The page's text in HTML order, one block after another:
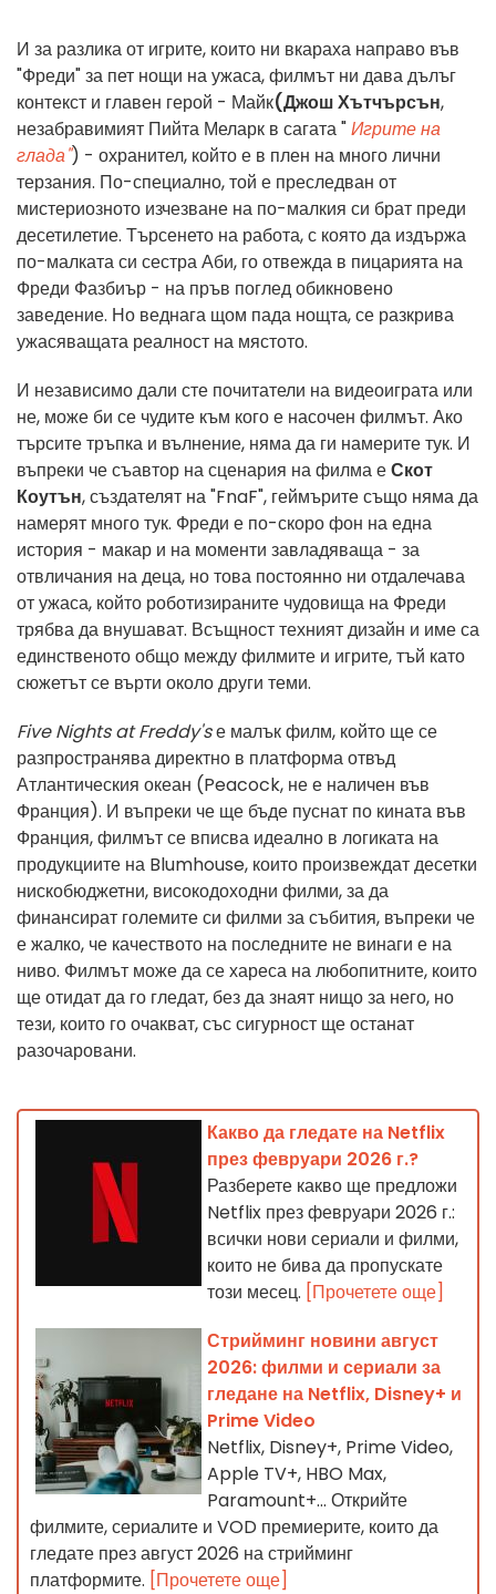
И за разлика от игрите, които ни вкараха направо във
"Фреди" за пет нощи на ужаса, филмът ни дава дълъг
контекст и главен герой - Майк(Джош Хътчърсън,
незабравимият Пийта Меларк в сагата "Игрите на
глада") - охранител, който е в плен на много лични
терзания. По-специално, той е преследван от
мистериозното изчезване на по-малкия си брат преди
десетилетие. Търсенето на работа, с която да издържа
по-малката си сестра Аби, го отвежда в пицарията на
Фреди Фазбиър - на пръв поглед обикновено
заведение. Но веднага щом пада нощта, се разкрива
ужасяващата реалност на мястото.
И независимо дали сте почитатели на видеоиграта или
не, може би се чудите към кого е насочен филмът. Ако
търсите тръпка и вълнение, няма да ги намерите тук. И
въпреки че съавтор на сценария на филма еСкот
Коутън, създателят на "FnaF", геймърите също няма да
намерят много тук. Фреди е по-скоро фон на една
история - макар и на моменти завладяваща - за
отвличания на деца, но това постоянно ни отдалечава
от ужаса, който роботизираните чудовища на Фреди
трябва да внушават. Всъщност техният дизайн и име са
единственото общо между филмите и игрите, тъй като
сюжетът се върти около други теми.
Five Nights at Freddy'sе малък филм, който ще се
разпространява директно в платформа отвъд
Атлантическия океан (Peacock, не е наличен във
Франция). И въпреки че ще бъде пуснат по кината във
Франция, филмът се вписва идеално в логиката на
продукциите на Blumhouse, които произвеждат десетки
нискобюджетни, високодоходни филми, за да
финансират големите си филми за събития, въпреки че
е жалко, че качеството на последните не винаги е на
ниво. Филмът може да се хареса на любопитните, които
ще отидат да го гледат, без да знаят нищо за него, но
тези, които го очакват, със сигурност ще останат
разочаровани.
Какво да гледате на Netflix
през февруари 2026 г.?
Разберете какво ще предложи
Netflix през февруари 2026 г.:
всички нови сериали и филми,
които не бива да пропускате
този месец. [Прочетете още]
Стрийминг новини август
2026: филми и сериали за
гледане на Netflix, Disney+ и
Prime Video
Netflix, Disney+, Prime Video,
Apple TV+, HBO Max,
Paramount+... Открийте
филмите, сериалите и VOD премиерите, които да
гледате през август 2026 на стрийминг
платформите. [Прочетете още]